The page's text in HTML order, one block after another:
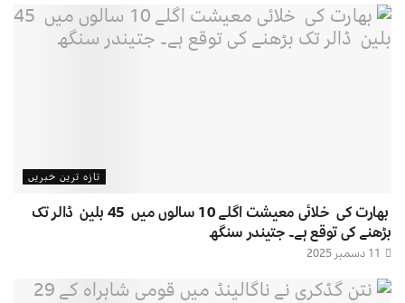
تازہ ترین خبریں
بھارت کی خلائی معیشت اگلے 10 سالوں میں 45 بلین ڈالر تک
بڑھنے کی توقع ہے۔ جتیندر سنگھ